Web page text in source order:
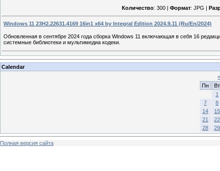
Количество: 300 | Формат: JPG |
Windows 11 23H2.22631.4169 16in1 x64 by Integral Edition 2024.9.11 (Ru/En/2024)
Обновленная в сентябре 2024 года сборка Windows 11 включающая в себя 16
системные библиотеки и мультимедиа кодеки.
Calendar
«
Пн
Вт
1
7
8
14
15
21
22
28
29
Полная версия сайта